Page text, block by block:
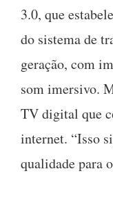
3.0, que
do sistema de
geração, com
som imersivo.
TV digital que
internet. “Isso
qualidade para